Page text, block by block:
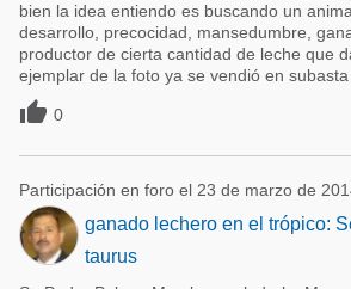
bien la idea entiendo es buscando un
desarrollo, precocidad, mansedumbre,
productor de cierta cantidad de leche que
ejemplar de la foto ya se vendió en subasta
 0
Participación en foro el 23 de marzo de
ganado lechero en el trópico:
taurus